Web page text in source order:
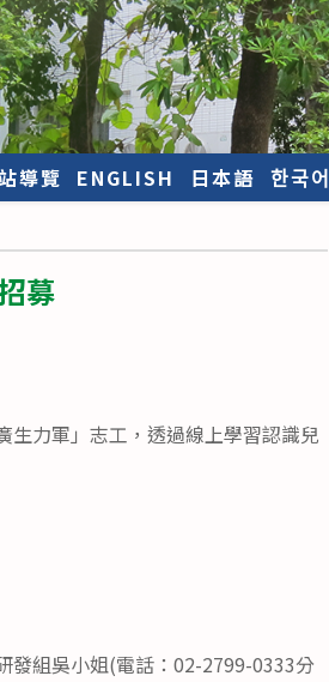
導覽 ENGLISH 日本語 한국어
募
生力軍」志工，透過線上學習認識兒
發組吳小姐(電話：02-2799-0333分